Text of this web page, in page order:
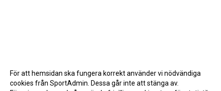
För att hemsidan ska fungera korrekt använder vi nödvändiga
cookies från SportAdmin. Dessa går inte att stänga av.